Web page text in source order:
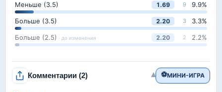
Меньше (3.5) 1.69 9 9.9%
Больше (3.5) 2.20 3 3.3%
Больше (2.5) · до изменения 2.20 2 2.2%
⚽МИНИ-ИГРА
Комментарии (2) ▾